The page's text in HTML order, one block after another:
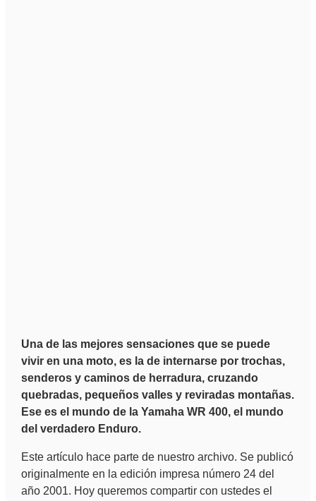
Una de las mejores sensaciones que se puede
vivir en una moto, es la de internarse por trochas,
senderos y caminos de herradura, cruzando
quebradas, pequeños valles y reviradas montañas.
Ese es el mundo de la Yamaha WR 400, el mundo
del verdadero Enduro.
Este artículo hace parte de nuestro archivo. Se publicó
originalmente en la edición impresa número 24 del
año 2001. Hoy queremos compartir con ustedes el